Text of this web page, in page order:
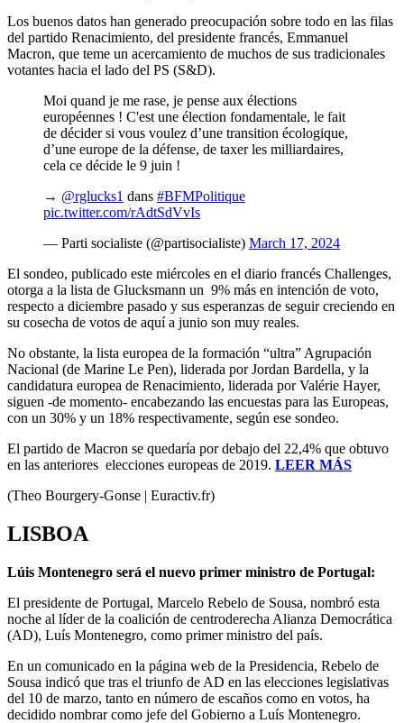
Los buenos datos han generado preocupación sobre todo en las filas
del partido Renacimiento, del presidente francés, Emmanuel
Macron, que teme un acercamiento de muchos de sus tradicionales
votantes hacia el lado del PS (S&D).
Moi quand je me rase, je pense aux élections
européennes ! C'est une élection fondamentale, le fait
de décider si vous voulez d’une transition écologique,
d’une europe de la défense, de taxer les milliardaires,
cela ce décide le 9 juin !
→ @rglucks1 dans #BFMPolitique
pic.twitter.com/rAdtSdVvIs
— Parti socialiste (@partisocialiste) March 17, 2024
El sondeo, publicado este miércoles en el diario francés Challenges,
otorga a la lista de Glucksmann un 9% más en intención de voto,
respecto a diciembre pasado y sus esperanzas de seguir creciendo en
su cosecha de votos de aquí a junio son muy reales.
No obstante, la lista europea de la formación “ultra” Agrupación
Nacional (de Marine Le Pen), liderada por Jordan Bardella, y la
candidatura europea de Renacimiento, liderada por Valérie Hayer,
siguen -de momento- encabezando las encuestas para las Europeas,
con un 30% y un 18% respectivamente, según ese sondeo.
El partido de Macron se quedaría por debajo del 22,4% que obtuvo
en las anteriores elecciones europeas de 2019. LEER MÁS
(Theo Bourgery-Gonse | Euractiv.fr)
LISBOA
Lúis Montenegro será el nuevo primer ministro de Portugal:
El presidente de Portugal, Marcelo Rebelo de Sousa, nombró esta
noche al líder de la coalición de centroderecha Alianza Democrática
(AD), Luís Montenegro, como primer ministro del país.
En un comunicado en la página web de la Presidencia, Rebelo de
Sousa indicó que tras el triunfo de AD en las elecciones legislativas
del 10 de marzo, tanto en número de escaños como en votos, ha
decidido nombrar como jefe del Gobierno a Luís Montenegro.